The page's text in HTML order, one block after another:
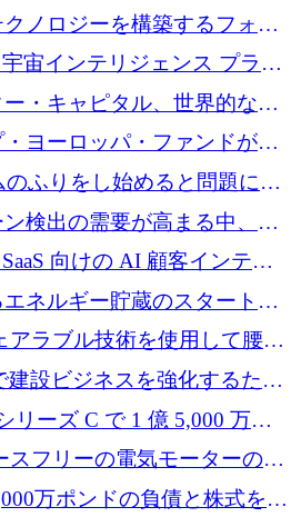
ドンオフィスを開設
ノロジーを構築するフォト
アップに対応する
宇宙インテリジェンス プラッ
大に 1,560 万ユーロを投資
・キャピタル、世界的なス
リーズAからBまで支援する
ヨーロッパ・ファンドが初
の10億ユーロのラウンド
のふりをし始めると問題にな
検出の需要が高まる中、
達ラウンドを終了
向けの AI 顧客インテリ
るために 100 万ドルを調達
ネルギー貯蔵のスタートア
が新たな投資ラウンドで
アラブル技術を使用して腰痛
に再考しているか
建設ビジネスを強化するため
を調達
リーズ C で 1 億 5,000 万ド
運営向けにエージェント AI
スフリーの電気モーターの革
に1,600万ポンドを確保
万ポンドの負債と株式を調